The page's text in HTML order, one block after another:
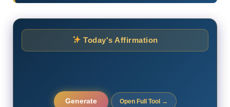
Today's Affirmation
Generate Open Full Tool →